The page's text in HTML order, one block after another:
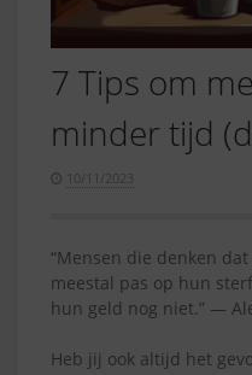
7 Tips om
minder tijd
10/11/2023
“Mensen die denken
meestal pas op hun
hun geld nog niet.” ―
Heb jij ook altijd het